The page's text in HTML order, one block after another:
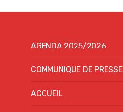
AGENDA 2025/2026
COMMUNIQUE DE PRESSE
ACCUEIL